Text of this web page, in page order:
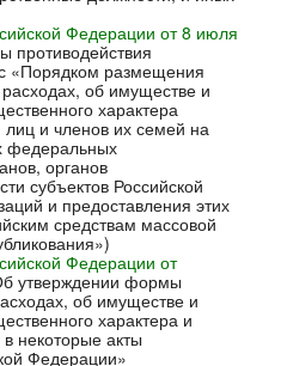
Федерации от 8 июля
противодействия
«Порядком размещения
об имуществе и
характера
лиц и членов их семей на
федеральных
органов
субъектов Российской
и предоставления этих
средствам массовой
Федерации от
утверждении формы
об имуществе и
характера и
некоторые акты
Федерации»